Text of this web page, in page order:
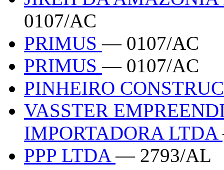
0107/AC
PRIMUS— 0107/AC
PRIMUS— 0107/AC
PINHEIRO
VASSTER
IMPORTADORA LTDA
PPP LTDA— 2793/AL